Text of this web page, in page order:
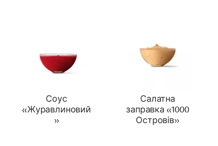
Соус
«Журавлиновий
»
Салатна
заправка «1000
Островів»